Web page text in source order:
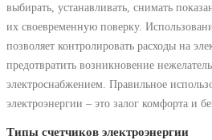
выбирать, устанавливать, снимать
их своевременную поверку.
позволяет контролировать расходы на
предотвратить возникновение
электроснабжением. Правильное
электроэнергии ‒ это залог комфорта и
Типы счетчиков электроэнергии